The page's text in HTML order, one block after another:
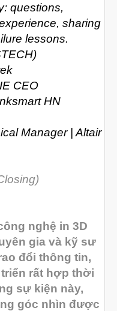
Tư 2025
Ba 2025
Hai 2025
Một 2025
Mười Hai 2024
Mười 2024
Sáu 2024
Ba 2024
Hai 2024
Một 2024
Mười Hai 2023
questions,
sharing
lessons.
CEO
HN
Manager | Altair
nghệ in 3D
gia và kỹ sư
đổi thông tin,
rất hợp thời
sự kiện này,
góc nhìn được